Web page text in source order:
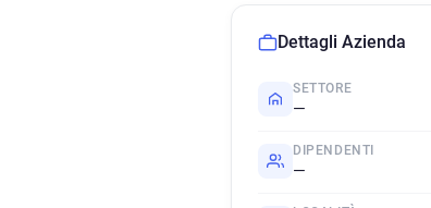
Dettagli Azienda
SETTORE
—
DIPENDENTI
—